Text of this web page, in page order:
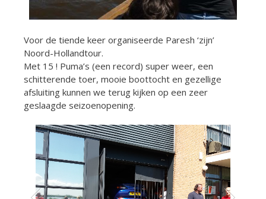
Voor de tiende keer organiseerde Paresh ‘zijn’
Noord-Hollandtour.
Met 15 ! Puma’s (een record) super weer, een
schitterende toer, mooie boottocht en gezellige
afsluiting kunnen we terug kijken op een zeer
geslaagde seizoenopening.